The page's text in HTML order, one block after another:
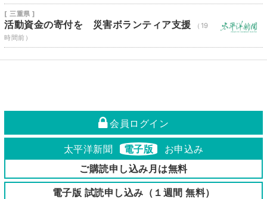
[ 三重県 ]
活動資金の寄付を 災害ボランティア支援
（19
時間前）
会員ログイン
太平洋新聞 電子版
お申込み
ご購読申し込み月は無料
電子版 試読申し込み（１週間 無料）